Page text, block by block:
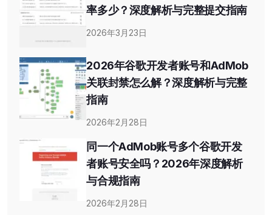
率多少？深度解析与完整提交指南
2026年3月23日
2026年谷歌开发者账号和AdMob
关联封禁怎么解？深度解析与完整
指南
2026年2月28日
同一个AdMob账号多个谷歌开发
者账号安全吗？2026年深度解析
与合规指南
2026年2月28日